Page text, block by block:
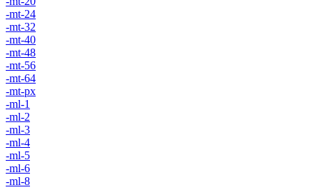
-mt-24
-mt-32
-mt-40
-mt-48
-mt-56
-mt-64
-mt-px
-ml-1
-ml-2
-ml-3
-ml-4
-ml-5
-ml-6
-ml-8